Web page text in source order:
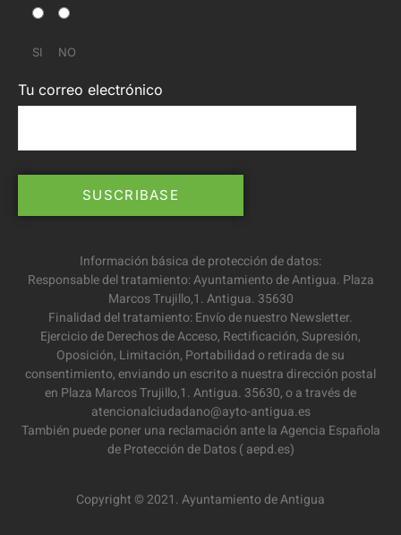
SI NO
Tu correo electrónico
Información básica de protección de datos:
Responsable del tratamiento: Ayuntamiento de Antigua. Plaza
Marcos Trujillo,1. Antigua. 35630
Finalidad del tratamiento: Envío de nuestro Newsletter.
Ejercicio de Derechos de Acceso, Rectificación, Supresión,
Oposición, Limitación, Portabilidad o retirada de su
consentimiento, enviando un escrito a nuestra dirección postal
en Plaza Marcos Trujillo,1. Antigua. 35630, o a través de
atencionalciudadano@ayto-antigua.es
También puede poner una reclamación ante la Agencia Española
de Protección de Datos ( aepd.es)
Copyright © 2021. Ayuntamiento de Antigua